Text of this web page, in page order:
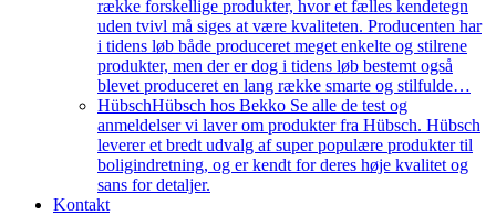
række forskellige produkter, hvor et fælles kendetegn
uden tvivl må siges at være kvaliteten. Producenten har
i tidens løb både produceret meget enkelte og stilrene
produkter, men der er dog i tidens løb bestemt også
blevet produceret en lang række smarte og stilfulde…
HübschHübsch hos Bekko Se alle de test og
anmeldelser vi laver om produkter fra Hübsch. Hübsch
leverer et bredt udvalg af super populære produkter til
boligindretning, og er kendt for deres høje kvalitet og
sans for detaljer.
Kontakt